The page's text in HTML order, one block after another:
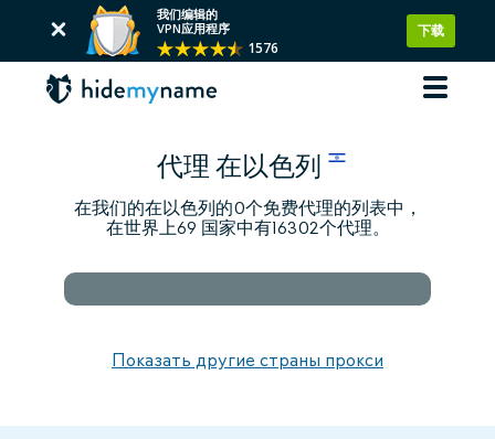
我们编辑的
VPN应用程序
1576
下载
代理 在以色列
在我们的在以色列的0个免费代理的列表中，
在世界上69 国家中有16302个代理。
Показать другие страны прокси